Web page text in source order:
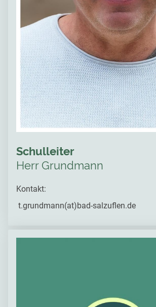
Schulleiter
Herr Grundmann
Kontakt:
t.grundmann(at)bad-salzuflen.de